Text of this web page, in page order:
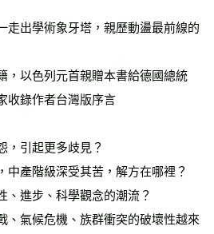
查看運費
出學術象牙塔，親歷動盪最前線的
以色列元首親贈本書給德國總統
收錄作者台灣版序言
，引起更多歧見？
中產階級深受其苦，解方在哪裡？
、進步、科學觀念的潮流？
、氣候危機、族群衝突的破壞性越來